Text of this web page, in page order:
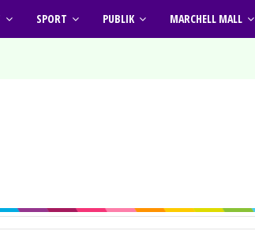
SPORT PUBLIK MARCHELL MALL